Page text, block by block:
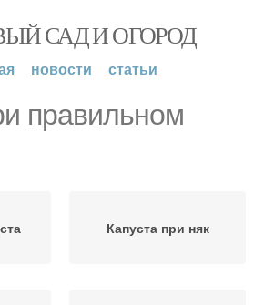
САД И ОГОРОД
новости статьи
правильном
Капуста при няк